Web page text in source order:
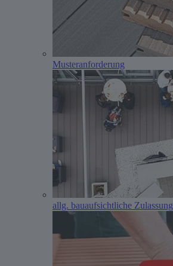
Musteranforderung
allg. bauaufsichtliche Zulassung